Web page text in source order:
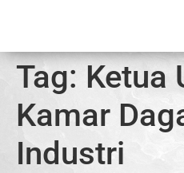
Tag: Ketua
Kamar
Industri